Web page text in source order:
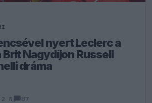
nyert Leclerc a
Brit Nagydíjon Russell
dráma
N 87